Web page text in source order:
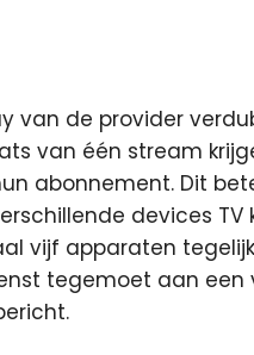
van de provider
van één stream
abonnement. Dit
devices TV
vijf apparaten
tegemoet aan een